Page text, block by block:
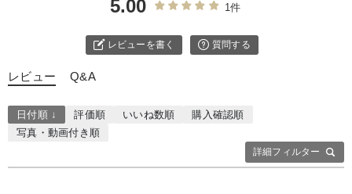
5.00 1件
レビューを書く 質問する
レビュー Q&A
詳細フィルター
日付順 ↓ 評価順 いいね数順
購入確認順
写真・動画付き順